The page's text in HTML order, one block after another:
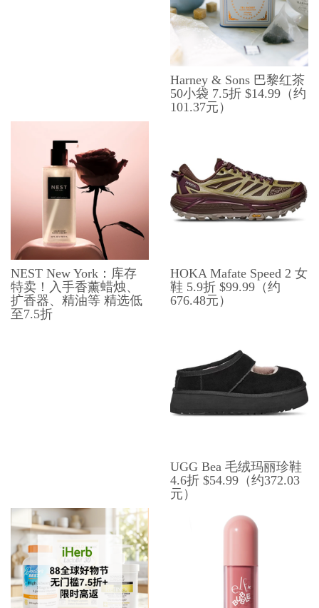
Harney & Sons 巴黎红茶
50小袋 7.5折 $14.99（约
101.37元）
NEST New York：库存
特卖！入手香薰蜡烛、
扩香器、精油等 精选低
至7.5折
HOKA Mafate Speed 2 女
鞋 5.9折 $99.99（约
676.48元）
UGG Bea 毛绒玛丽珍鞋
4.6折 $54.99（约372.03
元）